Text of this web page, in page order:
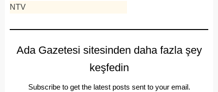
NTV
Ada Gazetesi sitesinden daha fazla şey
keşfedin
Subscribe to get the latest posts sent to your email.